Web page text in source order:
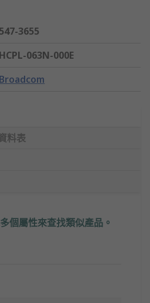
547-3655
HCPL-063N-000E
Broadcom
料表
個屬性來查找類似產品。